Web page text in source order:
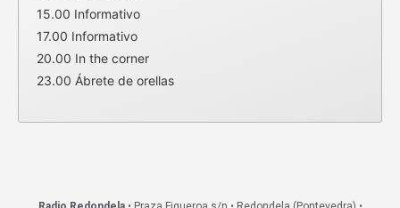
15.00 Informativo
17.00 Informativo
20.00 In the corner
23.00 Ábrete de orellas